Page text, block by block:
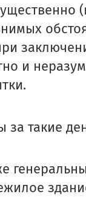
и
такие